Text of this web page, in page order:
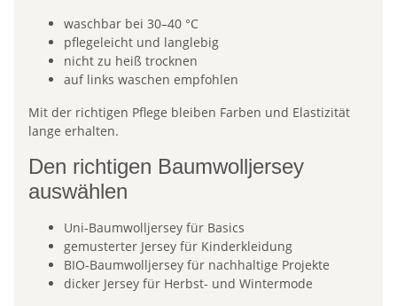
waschbar bei 30–40 °C
pflegeleicht und langlebig
nicht zu heiß trocknen
auf links waschen empfohlen
Mit der richtigen Pflege bleiben Farben und Elastizität
lange erhalten.
Den richtigen Baumwolljersey
auswählen
Uni-Baumwolljersey für Basics
gemusterter Jersey für Kinderkleidung
BIO-Baumwolljersey für nachhaltige Projekte
dicker Jersey für Herbst- und Wintermode